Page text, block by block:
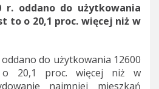
r. oddano do użytkowania
to o 20,1 proc. więcej niż w
do użytkowania 12600
o 20,1 proc. więcej niż w
najmniej mieszkań